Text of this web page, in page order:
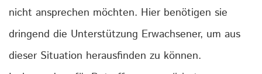
nicht ansprechen möchten. Hier benötigen sie
dringend die Unterstützung Erwachsener, um aus
dieser Situation herausfinden zu können.